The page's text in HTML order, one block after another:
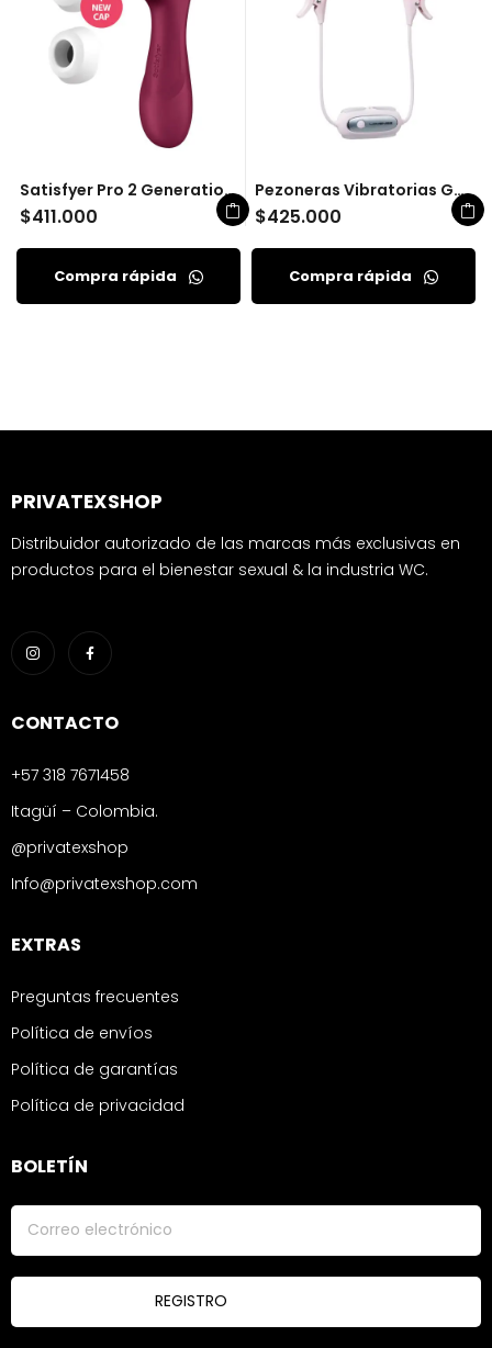
Satisfyer Pro 2 Generation 3 Con APP
$411.000
Compra rápida
Pezoneras Vibratorias
$425.000
Compra rápida
PRIVATEXSHOP
Distribuidor autorizado de las marcas más exclusivas en
productos para el bienestar sexual & la industria WC.
CONTACTO
+57 318 7671458
Itagüí – Colombia.
@privatexshop
Info@privatexshop.com
EXTRAS
Preguntas frecuentes
Política de envíos
Política de garantías
Política de privacidad
BOLETÍN